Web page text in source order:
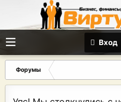
Вход
Форумы